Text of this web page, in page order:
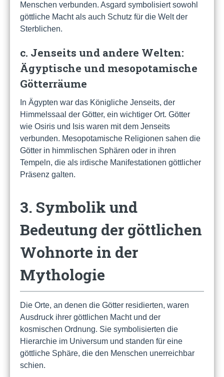
Menschen verbunden. Asgard symbolisiert sowohl
göttliche Macht als auch Schutz für die Welt der
Sterblichen.
c. Jenseits und andere Welten:
Ägyptische und mesopotamische
Götterräume
In Ägypten war das Königliche Jenseits, der
Himmelssaal der Götter, ein wichtiger Ort. Götter
wie Osiris und Isis waren mit dem Jenseits
verbunden. Mesopotamische Religionen sahen die
Götter in himmlischen Sphären oder in ihren
Tempeln, die als irdische Manifestationen göttlicher
Präsenz galten.
3. Symbolik und
Bedeutung der göttlichen
Wohnorte in der
Mythologie
Die Orte, an denen die Götter residierten, waren
Ausdruck ihrer göttlichen Macht und der
kosmischen Ordnung. Sie symbolisierten die
Hierarchie im Universum und standen für eine
göttliche Sphäre, die den Menschen unerreichbar
schien.